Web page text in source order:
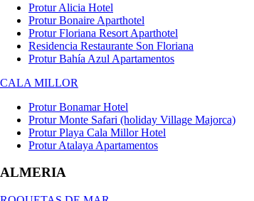
Protur Alicia Hotel
Protur Bonaire Aparthotel
Protur Floriana Resort Aparthotel
Residencia Restaurante Son Floriana
Protur Bahía Azul Apartamentos
CALA MILLOR
Protur Bonamar Hotel
Protur Monte Safari (holiday Village Majorca)
Protur Playa Cala Millor Hotel
Protur Atalaya Apartamentos
ALMERIA